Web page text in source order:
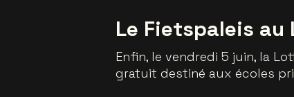
Le Fietspaleis au
Enfin, le vendredi 5 juin, la
gratuit destiné aux écoles